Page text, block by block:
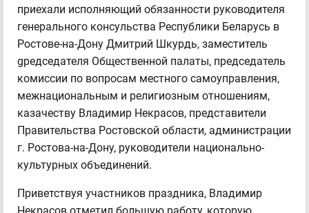
приехали исполняющий обязанности руководителя
генерального консульства Республики Беларусь в
Ростове-на-Дону Дмитрий Шкурдь, заместитель
gредседателя Общественной палаты, председатель
комиссии по вопросам местного самоуправления,
межнациональным и религиозным отношениям,
казачеству Владимир Некрасов, представители
Правительства Ростовской области, администрации
г. Ростова-на-Дону, руководители национально-
культурных объединений.
Приветствуя участников праздника, Владимир